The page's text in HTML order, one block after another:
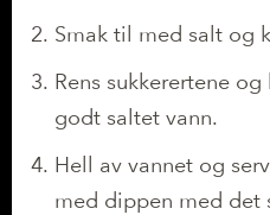
Smak til med salt og
Rens sukkerertene
godt saltet vann.
Hell av vannet og
med dippen med det